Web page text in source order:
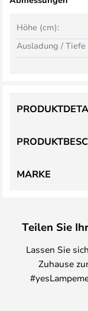
Höhe (cm):
Ausladung / Tiefe
MARKE
Teilen Sie
Lassen Sie
Zuhause